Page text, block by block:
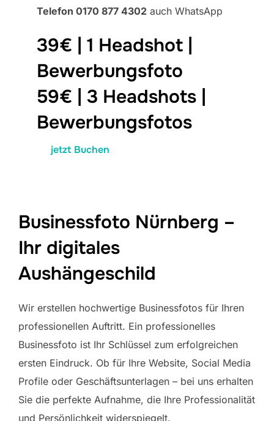
Telefon 0170 877 4302 auch WhatsApp
39€ | 1 Headshot |
Bewerbungsfoto
59€ | 3 Headshots |
Bewerbungsfotos
jetzt Buchen
Businessfoto Nürnberg –
Ihr digitales
Aushängeschild
Wir erstellen hochwertige Businessfotos für Ihren
professionellen Auftritt. Ein professionelles
Businessfoto ist Ihr Schlüssel zum erfolgreichen
ersten Eindruck. Ob für Ihre Website, Social Media
Profile oder Geschäftsunterlagen – bei uns erhalten
Sie die perfekte Aufnahme, die Ihre Professionalität
und Persönlichkeit widerspiegelt.